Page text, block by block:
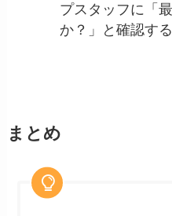
プスタッフに「
か？」と確認す
まとめ